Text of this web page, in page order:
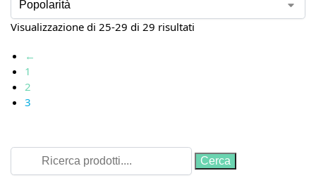
Visualizzazione di 25-29 di 29 risultati
←
1
2
3